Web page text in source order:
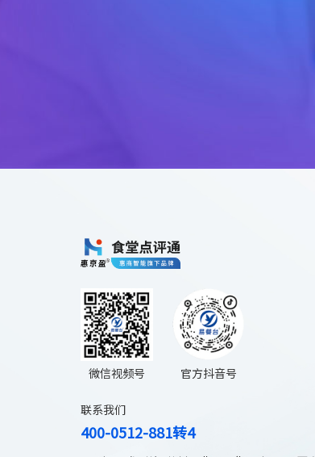
微信视频号 官方抖音号
联系我们
400-0512-881转4